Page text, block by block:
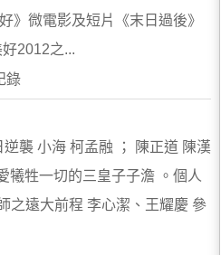
》微電影及短片《末日過後》
2012之...
錄
襲 小海 柯孟融 ； 陳正道 陳漢
犧牲一切的三皇子子澹 。個人
之遠大前程 李心潔、王耀慶 參